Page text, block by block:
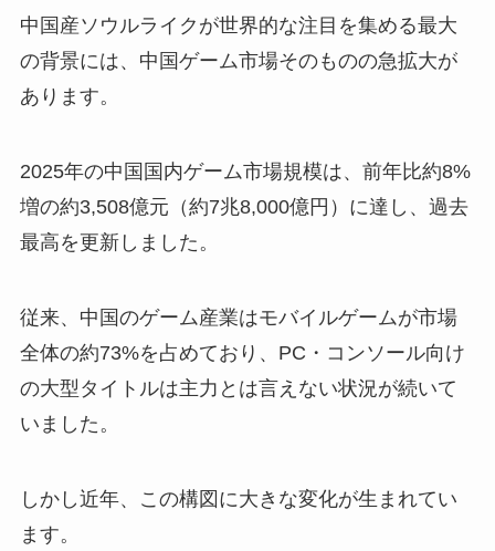
中国産ソウルライクが世界的な注目を集める最大
の背景には、中国ゲーム市場そのものの急拡大が
あります。
2025年の中国国内ゲーム市場規模は、前年比約8%
増の約3,508億元（約7兆8,000億円）に達し、過去
最高を更新しました。
従来、中国のゲーム産業はモバイルゲームが市場
全体の約73%を占めており、PC・コンソール向け
の大型タイトルは主力とは言えない状況が続いて
いました。
しかし近年、この構図に大きな変化が生まれてい
ます。